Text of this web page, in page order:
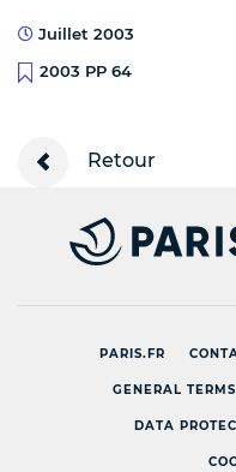
Juillet 2003
2003 PP 64
Retour
PARIS.FR
GENERAL
DATA